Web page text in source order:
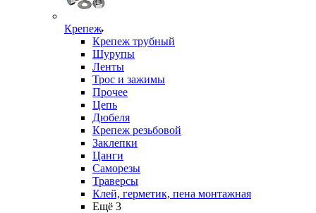
Крепеж
Крепеж трубный
Шурупы
Ленты
Трос и зажимы
Прочее
Цепь
Дюбеля
Крепеж резьбовой
Заклепки
Цанги
Саморезы
Траверсы
Клей, герметик, пена монтажная
Ещё 3